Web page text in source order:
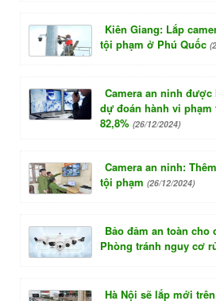
Kiên Giang: Lắp
tội phạm ở Phú Quốc
Camera an ninh
dự đoán hành vi
82,8% (26/12/2024)
Camera an ninh:
tội phạm (26/12/2024)
Bảo đảm an toàn cho
Phòng tránh nguy cơ
Hà Nội sẽ lắp mới